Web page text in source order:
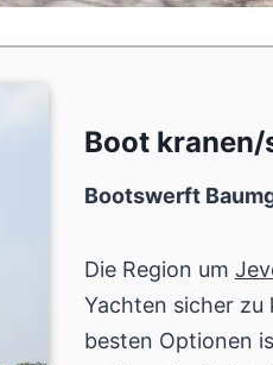
Boot
Bootswerft
Die Region um
Yachten sicher zu
besten Optionen